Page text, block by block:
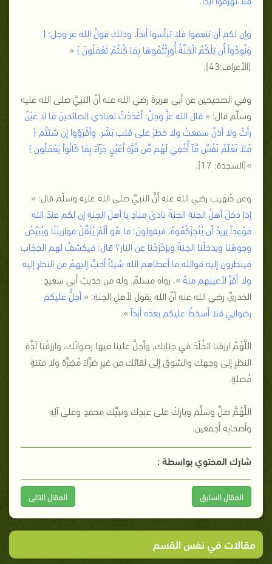
وإن لكم أن تنعموا فلا تبأسوا أبداً، وذلك قولُ الله عز وجل: {
وَنُودُواْ أَن تِلْكُمُ الْجَنَّةُ أُورِثْتُمُوهَا بِمَا كُنتُمْ تَعْمَلُونَ }
»
[الأعراف:43].
وفي الصحيحين عن أبي هريرةَ رضي الله عنه أنَّ النبيَّ صلى الله عليه
وسلّم قال: « قال الله عزَّ وجلَّ: أعْدَدْتُ لعبادي الصالحينَ مَا لاَ عَيْنٌ
رأتْ ولا أذنٌ سمعتْ ولا خطرَ على قلب بَشَر. وأقْرَؤوا إن شئتُم {
فَلاَ تَعْلَمُ نَفْسٌ مَّآ أُخْفِيَ لَهُم مِّن قُرَّةِ أَعْيُنٍ جَزَآءً بِمَا كَانُواْ يَعْمَلُونَ }
»[السجدة: 17].
وعن صُهَيب رضي الله عنه أنَّ النبيَّ صلى الله عليه وسلّم قال: «
إذا دخلَ أهلُ الجنةِ الجنةَ نادىَ منادٍ يا أهلَ الجنةِ إن لكم عندَ الله
مَوْعِداً يريدُ أن يُنْجِزَكُمُوهُ، فيقولونَ: ما هُو ألَمْ يُثَقِّلْ موازينَنَا ويُبَيِّضْ
وجوهَنا ويدخلْنا الجنةَ ويزحْزحْنا عن النار؟ قال: فيكشفُ لهم الحِجَاب
فينظرون إليه فوالله ما أعطاهم الله شيئاً أحبَّ إليهمْ من النظرِ إليه
ولا أقَرَّ لأعينِهم منهُ»، رواه مسلمٌ. وله من حديثِ أبي سعيدٍ
الخدريِّ رضي الله عنه أنَّ الله يقول لأهلِ الجنةِ: « أحِلُّ عليكم
رضوانِي فلا أسخطُ عليكم بعدَه أبداً».
اللَّهُمَّ ارزقنا الخُلْدَ في جنانِك، وأحِلَّ علينا فيها رضوانَك، وارزقْنا لَذَّة
النظرِ إلى وجهك والشوقَ إلى لقائك من غيرِ ضرَّاءَ مُضِرَّة ولا فتنةٍ
مُضلةٍ.
اللَّهُمَّ صلِّ وسلَّم وبارِكْ على عبدِك ونبيِّك محمدٍ وعلى آلِهِ
وأصحابِه أجمعين.
شارك المحتوي بواسطة :
المقال السابق المقال التالى
مقالات في نفس القسم